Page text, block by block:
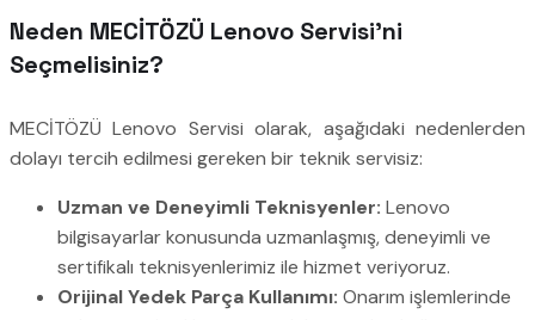
Neden MECİTÖZÜ Lenovo Servisi’ni
Seçmelisiniz?
MECİTÖZÜ Lenovo Servisi olarak, aşağıdaki nedenlerden
dolayı tercih edilmesi gereken bir teknik servisiz:
Uzman ve Deneyimli Teknisyenler: Lenovo
bilgisayarlar konusunda uzmanlaşmış, deneyimli ve
sertifikalı teknisyenlerimiz ile hizmet veriyoruz.
Orijinal Yedek Parça Kullanımı: Onarım işlemlerinde